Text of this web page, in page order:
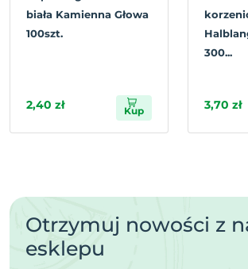
biała Kamienna Głowa
100szt.
2,40 zł Kup
300...
3,70 zł
Otrzymuj nowości z
esklepu